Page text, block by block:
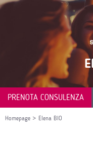
PRENOTA CONSULENZA
Homepage > Elena BIO